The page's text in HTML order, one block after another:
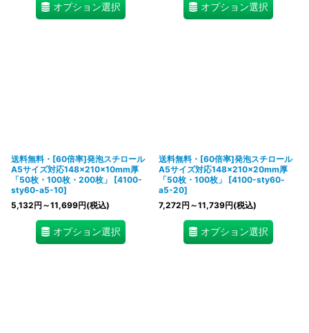
オプション選択 オプション選択
送料無料・[60倍率]発泡スチロール
A5サイズ対応148×210×10mm厚
「50枚・100枚・200枚」
[4100-
sty60-a5-10]
5,132円 ～11,699円(税込)
オプション選択
送料無料・[60倍率]発泡スチロール
A5サイズ対応148×210×20mm厚
「50枚・100枚」
[4100-sty60-
a5-20]
7,272円 ～11,739円(税込)
オプション選択